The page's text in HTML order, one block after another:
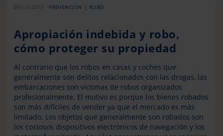
09/11/2017 PREVENCIÓN | ROBO
Apropiación indebida y robo,
cómo proteger su propiedad
Al contrario que los robos en casas y coches que
generalmente son delitos relacionados con las drogas, las
embarcaciones son víctimas de robos organizados
profesionalmente. El motivo es porque los bienes robados
son más difíciles de vender ya que el mercado es más
limitado. Los objetos que generalmente son robados son
los costosos dispositivos electrónicos de navegación y los